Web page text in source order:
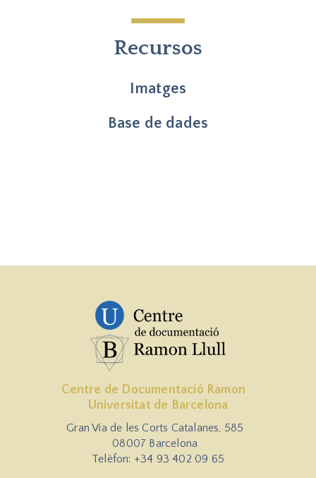
Recursos
Imatges
Base de dades
Centre de Documentació Ramon
Universitat de Barcelona
Gran Via de les Corts Catalanes, 585
08007 Barcelona
Telèfon: +34 93 402 09 65